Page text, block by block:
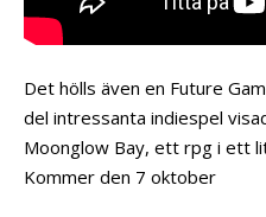
Det hölls även en Future
del intressanta indiespel
Moonglow Bay, ett rpg i ett
Kommer den 7 oktober